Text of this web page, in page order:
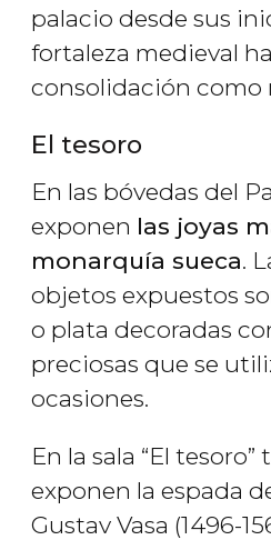
palacio desde sus
fortaleza medieval
consolidación como
El tesoro
En las bóvedas del
exponen las joyas
monarquía sueca.
objetos expuestos
o plata decoradas
preciosas que se
ocasiones.
En la sala “El
exponen la espada
Gustav Vasa (1496-